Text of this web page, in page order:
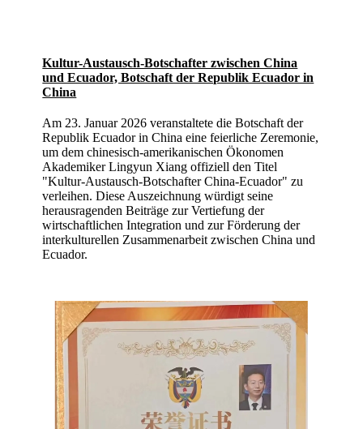
Kultur-Austausch-Botschafter zwischen China
und Ecuador, Botschaft der Republik Ecuador in
China
Am 23. Januar 2026 veranstaltete die Botschaft der
Republik Ecuador in China eine feierliche Zeremonie,
um dem chinesisch-amerikanischen Ökonomen
Akademiker Lingyun Xiang offiziell den Titel
"Kultur-Austausch-Botschafter China-Ecuador" zu
verleihen. Diese Auszeichnung würdigt seine
herausragenden Beiträge zur Vertiefung der
wirtschaftlichen Integration und zur Förderung der
interkulturellen Zusammenarbeit zwischen China und
Ecuador.